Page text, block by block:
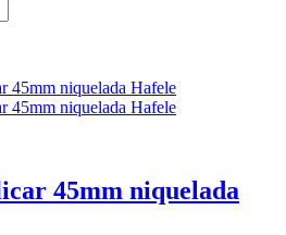
45mm niquelada